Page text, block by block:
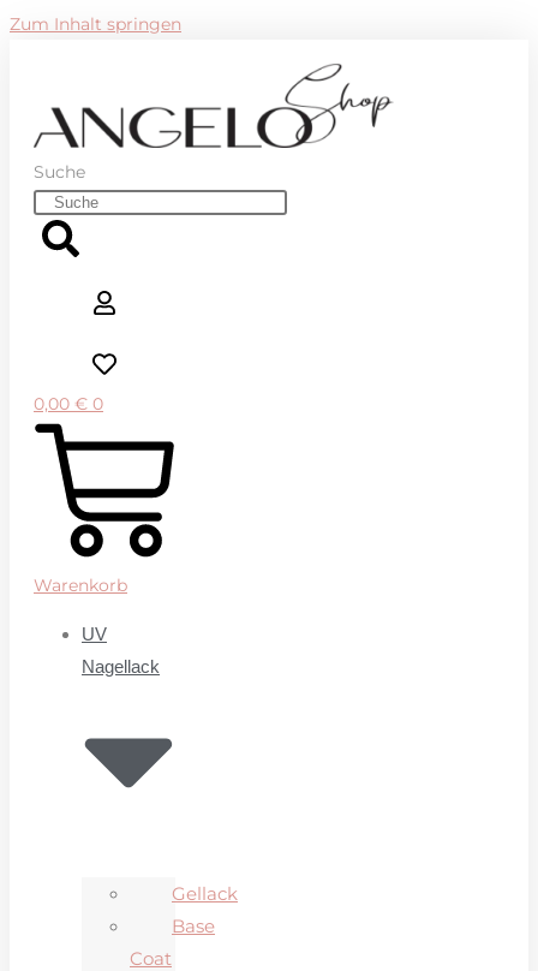
Zum Inhalt springen
Suche
0,00 € 0
Warenkorb
UV
Nagellack
Gellack
Base
Coat